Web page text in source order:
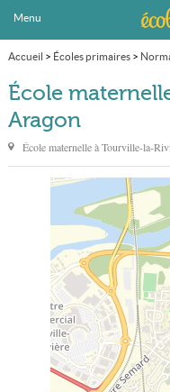
Menu
Accueil > Écoles primaires>
École maternelle publique Louis
École
Aragon
École maternelle àTourville-la-